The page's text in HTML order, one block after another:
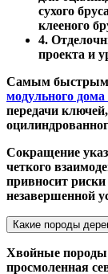
сухого
клееного
4.
проекта и
Самым быстрым
модульного дома
передачи
Сокращение
четкого
привносит
незавершенной
Какие породы
Хвойные породы
просмоленная